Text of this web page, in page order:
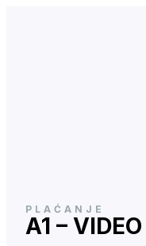
PLAĆANJE​
A1 –